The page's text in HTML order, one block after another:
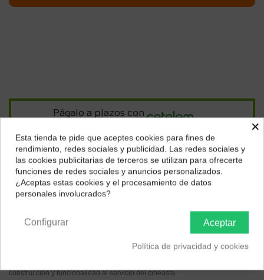
Págalo a plazos con
14,23€*al mes en cuotas
*Importe a financiar 426,79 € Importe total adeudado 426,79 €
TIN0,00 % /TAE7,78 %/Ver más
Descripción
Por fin un estabilizador ágil y práctico en su manejo, con una gran pantalla
construcción y funcionalidad al servicio del cineasta
¿Dónde deseas recibir tu pedido?
Selecciona tu ubicación para mostrarte los precios e
impuestos correctos para tu región.
×
Esta tienda te pide que aceptes cookies para fines de
rendimiento, redes sociales y publicidad. Las redes sociales y
las cookies publicitarias de terceros se utilizan para ofrecerte
funciones de redes sociales y anuncios personalizados.
¿Aceptas estas cookies y el procesamiento de datos
personales involucrados?
Aceptar
Configurar
Política de privacidad y cookies